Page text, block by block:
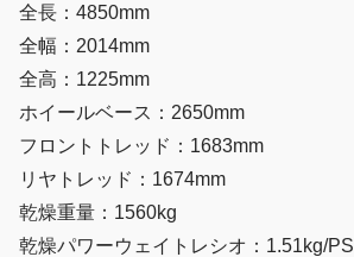
全長：4850mm
全幅：2014mm
全高：1225mm
ホイールベース：2650mm
フロントトレッド：1683mm
リヤトレッド：1674mm
乾燥重量：1560kg
乾燥パワーウェイトレシオ：1.51kg/PS